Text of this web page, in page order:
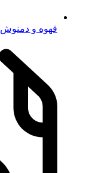
قهوه و دمنوش